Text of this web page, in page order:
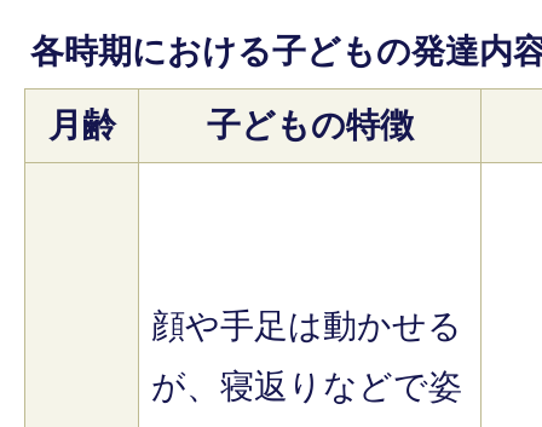
各時期における子どもの発達内
月齢
子どもの特徴
顔や手足は動かせる
が、寝返りなどで姿